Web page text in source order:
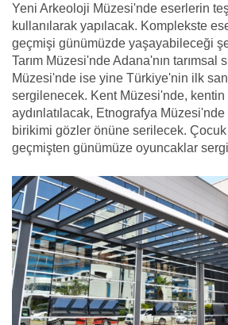
Yeni Arkeoloji Müzesi'nde eserlerin
kullanılarak yapılacak. Komplekste
geçmişi günümüzde yaşayabileceği
Tarım Müzesi'nde Adana'nın tarımsal
Müzesi'nde ise yine Türkiye'nin ilk
sergilenecek. Kent Müzesi'nde, kentin
aydınlatılacak, Etnografya
birikimi gözler önüne serilecek.
geçmişten günümüze oyuncaklar